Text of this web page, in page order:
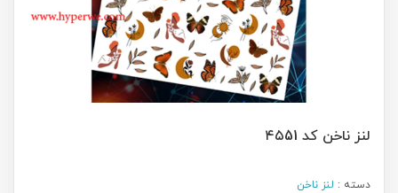
لنز ناخن کد ۴۵51
دسته : لنز ناخن